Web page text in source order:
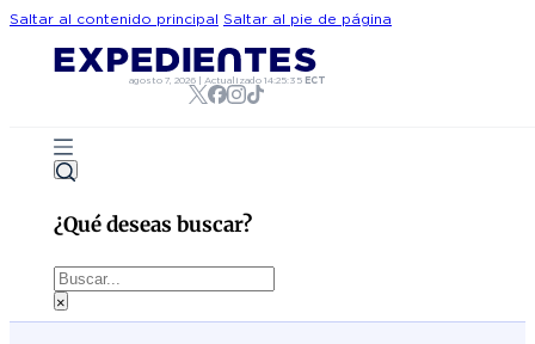
Saltar al contenido principal Saltar al pie de página
agosto 7, 2026| Actualizado 14:25:35 ECT
¿Qué deseas buscar?
Buscar
×